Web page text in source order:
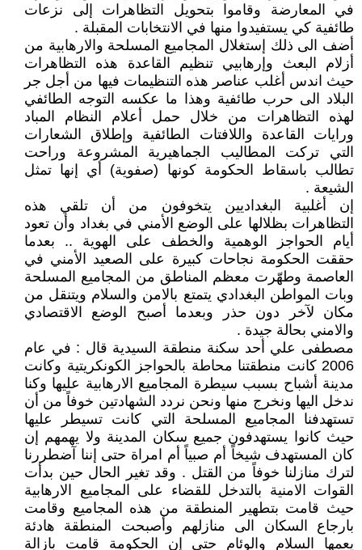
في المعارضة وقاموا بتحويل التظاهرات إلى نزعات
طائفية كي يستفيدوا منها في الانتخابات المقبلة .
أضف الى ذلك إستغلال المجاميع المسلحة والارهابية من
أزلام البعث وإرهابيي تنظيم القاعدة هذه التظاهرات
حيث اندس أغلب عناصر هذه التنظيمات فيها من أجل جر
البلاد الى حرب طائفية وهذا ما عكسه التوجه الطائفي
لهذه التظاهرات من خلال حمل أعلام النظام المباد
ورايات القاعدة واللافتات الطائفية وإطلاق الشعارات
التي تركت المطاليب الجماهيرية المشروعة وراحت
تطالب باسقاط الحكومة كونها (صفوية) أي إنها تمثل
الشيعة .
إن أغلبية البغداديين يتخوفون من أن تلقي هذه
التظاهرات بظلالها على الوضع الأمني في بغداد وأن تعود
أيام الحواجز الوهمية والخطف على الهوية .. بعدما
حققت الحكومة نجاحات كبيرة على الصعيد الأمني في
العاصمة وطهّرت معظم المناطق من المجاميع المسلحة
وبات المواطن البغدادي يتمتع بالامن والسلام ويتنقل من
مكان لآخر دون حذر وبعدما أصبح الوضع الاقتصادي
والامني بحالة جيدة .
مصطفى علي أحد سكنة منطقة السيدية قال : في عام
2006 كانت منطقتنا محاطة بالحواجز الكونكريتية وكانت
مدينة أشباح بسبب سيطرة المجاميع الارهابية عليها وكنا
ندخل اليها ونخرج منها ونحن نردد الشهادتين خوفاً من أن
تستهدفنا المجاميع المسلحة التي كانت تسيطر عليها
حيث كانوا يستهدفون جميع سكان المدينة ولا يهمهم إن
كان المستهدف شيخاً أم صبياً أم امراة حتى إننا آضطررنا
لترك منازلنا خوفاً من القتل . وقد تغير الحال حين بدأت
القوات الامنية بالتدخل للقضاء على المجاميع الارهابية
حيث قامت بتطهير المنطقة من هذه المجاميع وقامت
بارجاع السكان الى منازلهم وأصبحت المنطقة هادئة
يعمها السلام والوئام حتى إن الحكومة قامت بازالة